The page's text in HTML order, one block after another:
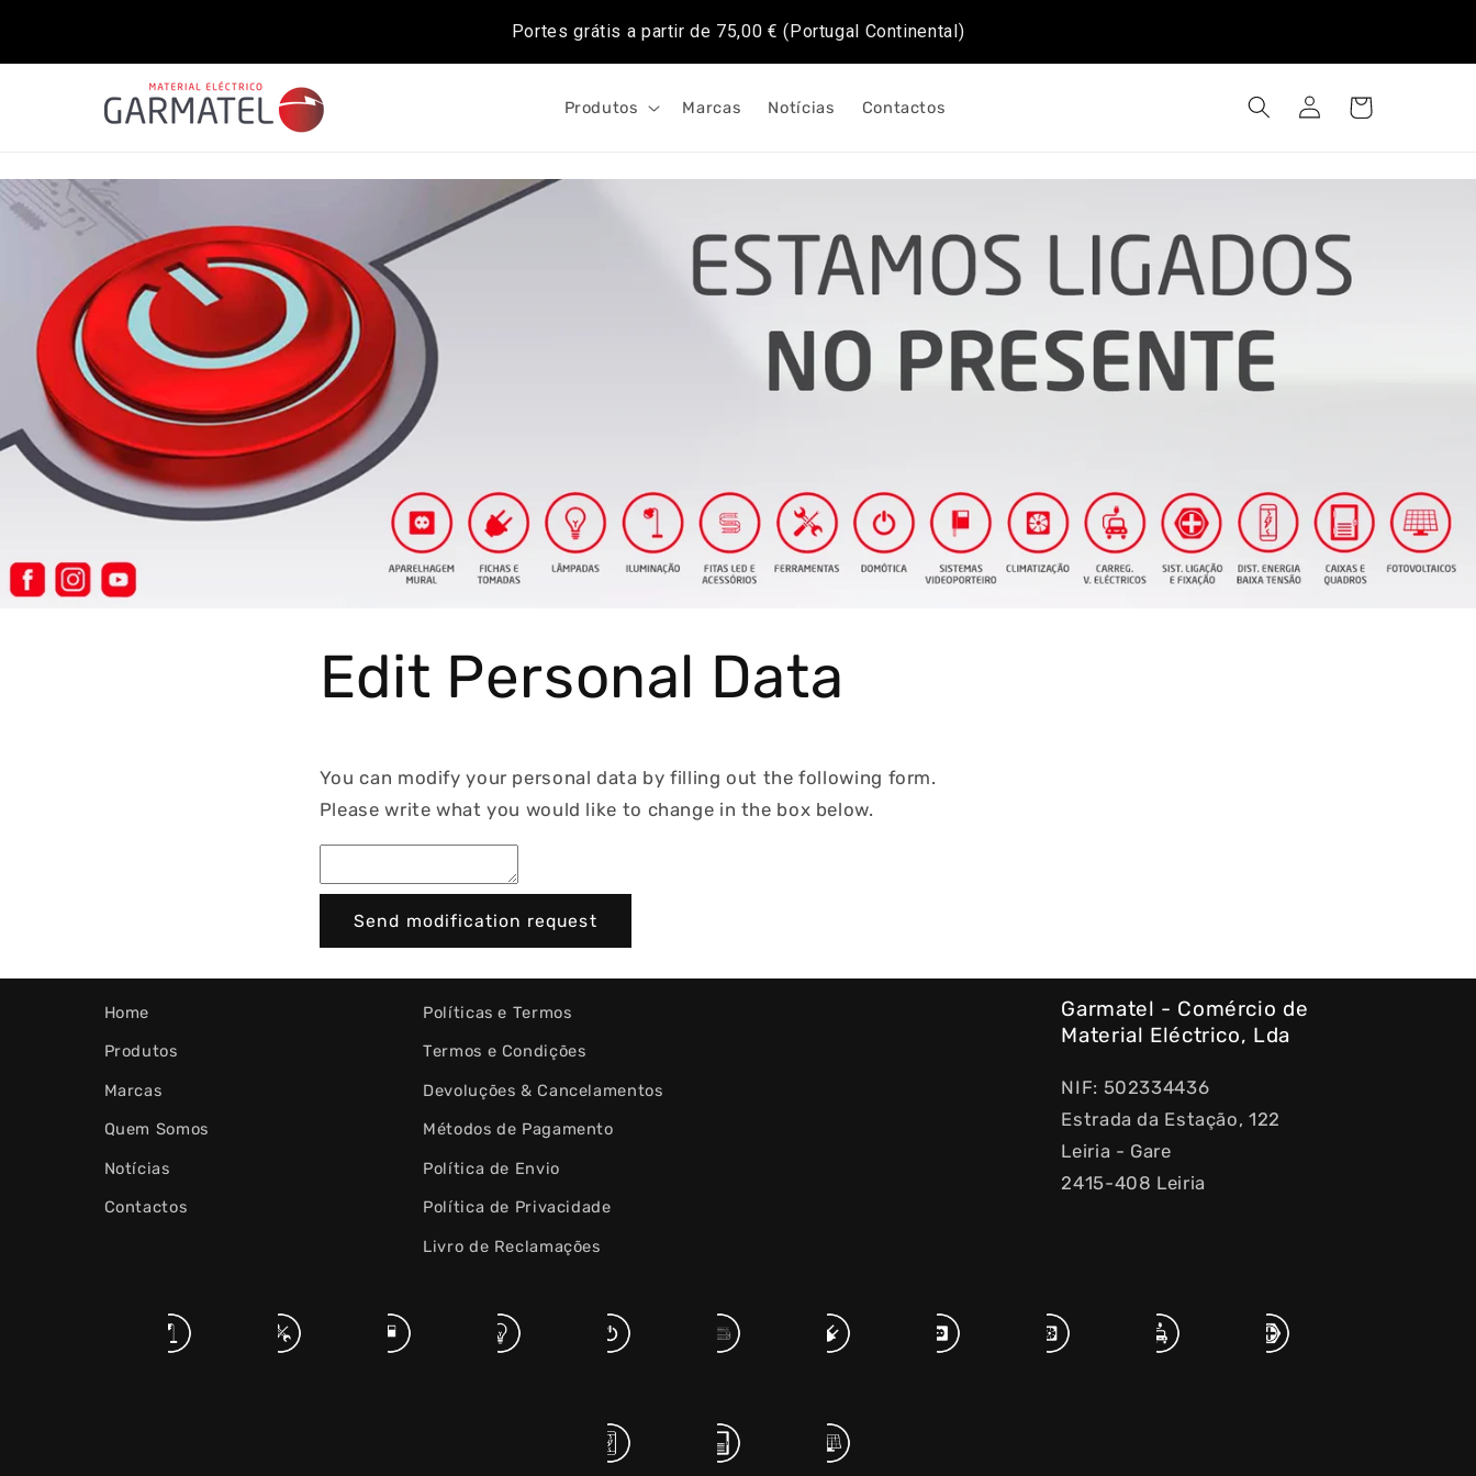
Portes grátis a partir de 75,00 € (Portugal Continental)
Produtos Marcas Notícias Contactos
Iniciar
sessão
Carrinho
Edit Personal Data
You can modify your personal data by filling out the following form.
Please write what you would like to change in the box below.
Send modification request
Home
Produtos
Marcas
Quem Somos
Notícias
Contactos
Políticas e Termos
Termos e Condições
Devoluções & Cancelamentos
Métodos de Pagamento
Política de Envio
Política de Privacidade
Livro de Reclamações
Garmatel - Comércio de
Material Eléctrico, Lda
NIF: 502334436
Estrada da Estação, 122
Leiria - Gare
2415-408 Leiria